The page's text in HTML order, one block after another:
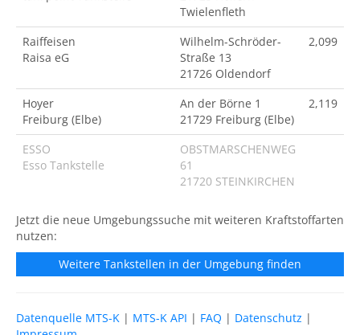
Twielenfleth
Raiffeisen
Raisa eG
Wilhelm-Schröder-
Straße 13
21726 Oldendorf
2,099
Hoyer
Freiburg (Elbe)
An der Börne 1
21729 Freiburg (Elbe)
2,119
ESSO
Esso Tankstelle
OBSTMARSCHENWEG
61
21720 STEINKIRCHEN
Jetzt die neue Umgebungssuche mit weiteren Kraftstoffarten
nutzen:
Weitere Tankstellen in der Umgebung finden
Datenquelle MTS-K | MTS-K API | FAQ | Datenschutz |